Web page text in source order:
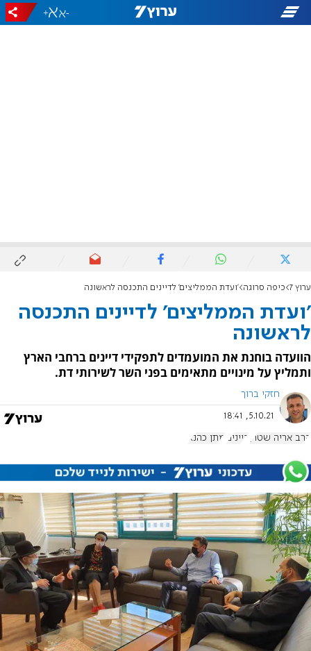
-
+
ערוץ 7 כיפה סרוגה 'ועדת הממליצים' לדיינים התכנסה לראשונה
'ועדת הממליצים' לדיינים התכנסה
לראשונה
הוועדה בוחנת את המועמדים לתפקידי דיינים ברחבי הארץ
ותמליץ על מינויים מתאימים בפני השר לשירותי דת.
חזקי ברוך
5.10.21, 18:41
הרב אריה שטרן דיינים מתן כהנא